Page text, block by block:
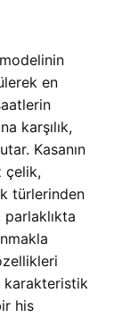
en
karşılık,
Kasanın
çelik,
türlerinden
karakteristik
his